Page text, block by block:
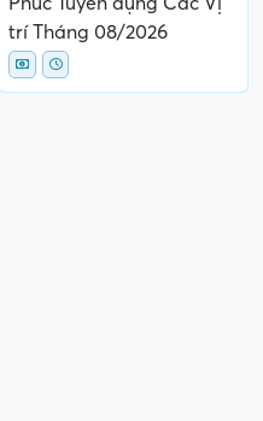
trí Tháng 08/2026